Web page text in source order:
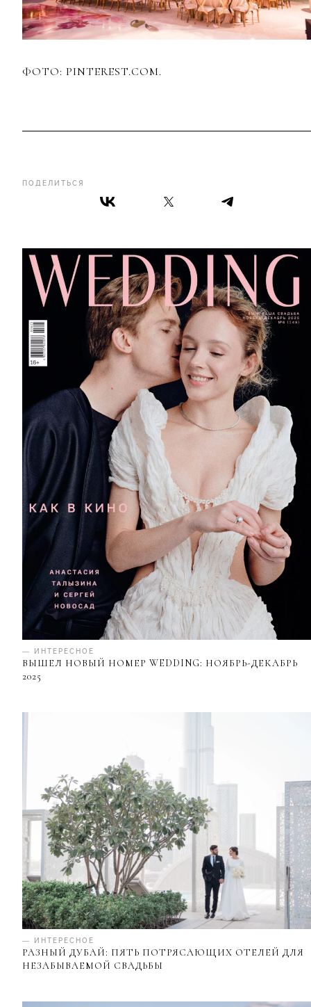
ПОДЕЛИТЬСЯ
— ИНТЕРЕСНОЕ
ВЫШЕЛ НОВЫЙ НОМЕР WEDDING: НОЯБРЬ-ДЕКАБРЬ
2025
— ИНТЕРЕСНОЕ
РАЗНЫЙ ДУБАЙ: ПЯТЬ ПОТРЯСАЮЩИХ ОТЕЛЕЙ ДЛЯ
НЕЗАБЫВАЕМОЙ СВАДЬБЫ
ФОТО: PINTEREST.COM.